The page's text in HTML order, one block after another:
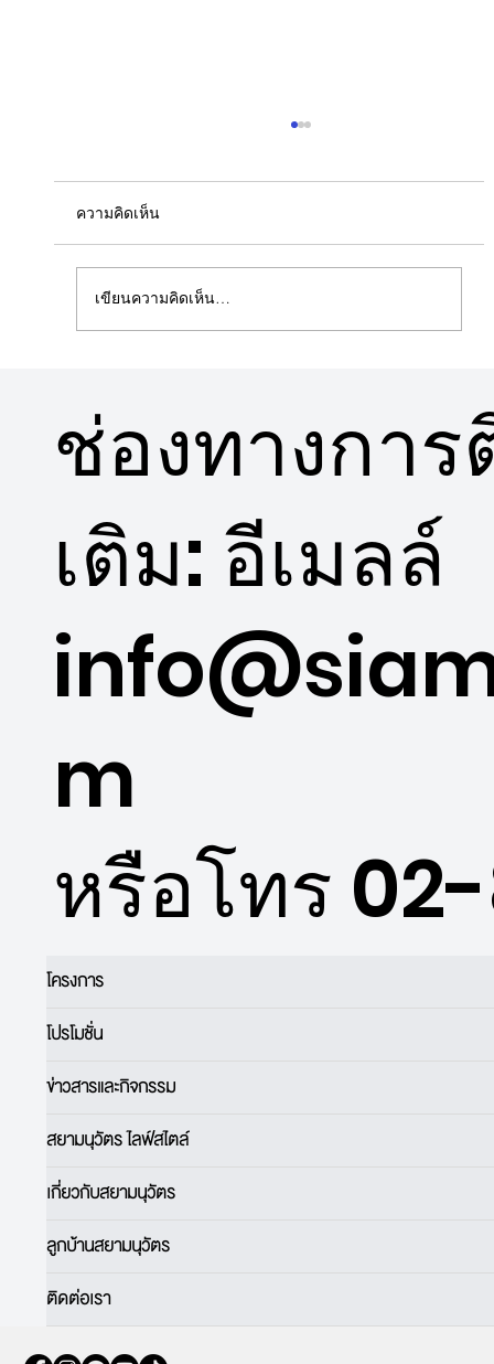
โครงการ
โปรโมชั่น
ข่าวสารและกิจกรรม
สยามนุวัตร ไลฟ์สไตล์
เกี่ยวกับสยามนุวัตร
ลูกบ้านสยามนุวัตร
ติดต่อเรา
ช่องทางกา
เติม: อีเมลล์
m
หรือโทร
ความคิดเห็น
เขียนความคิดเห็น…